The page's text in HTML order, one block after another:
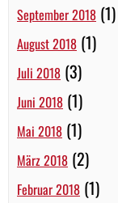
September 2018 (1)
August 2018 (1)
Juli 2018 (3)
Juni 2018 (1)
Mai 2018 (1)
März 2018 (2)
Februar 2018 (1)